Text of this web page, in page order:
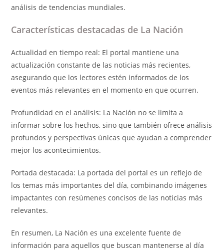
análisis de tendencias mundiales.
Características destacadas de La Nación
Actualidad en tiempo real: El portal mantiene una
actualización constante de las noticias más recientes,
asegurando que los lectores estén informados de los
eventos más relevantes en el momento en que ocurren.
Profundidad en el análisis: La Nación no se limita a
informar sobre los hechos, sino que también ofrece análisis
profundos y perspectivas únicas que ayudan a comprender
mejor los acontecimientos.
Portada destacada: La portada del portal es un reflejo de
los temas más importantes del día, combinando imágenes
impactantes con resúmenes concisos de las noticias más
relevantes.
En resumen, La Nación es una excelente fuente de
información para aquellos que buscan mantenerse al día